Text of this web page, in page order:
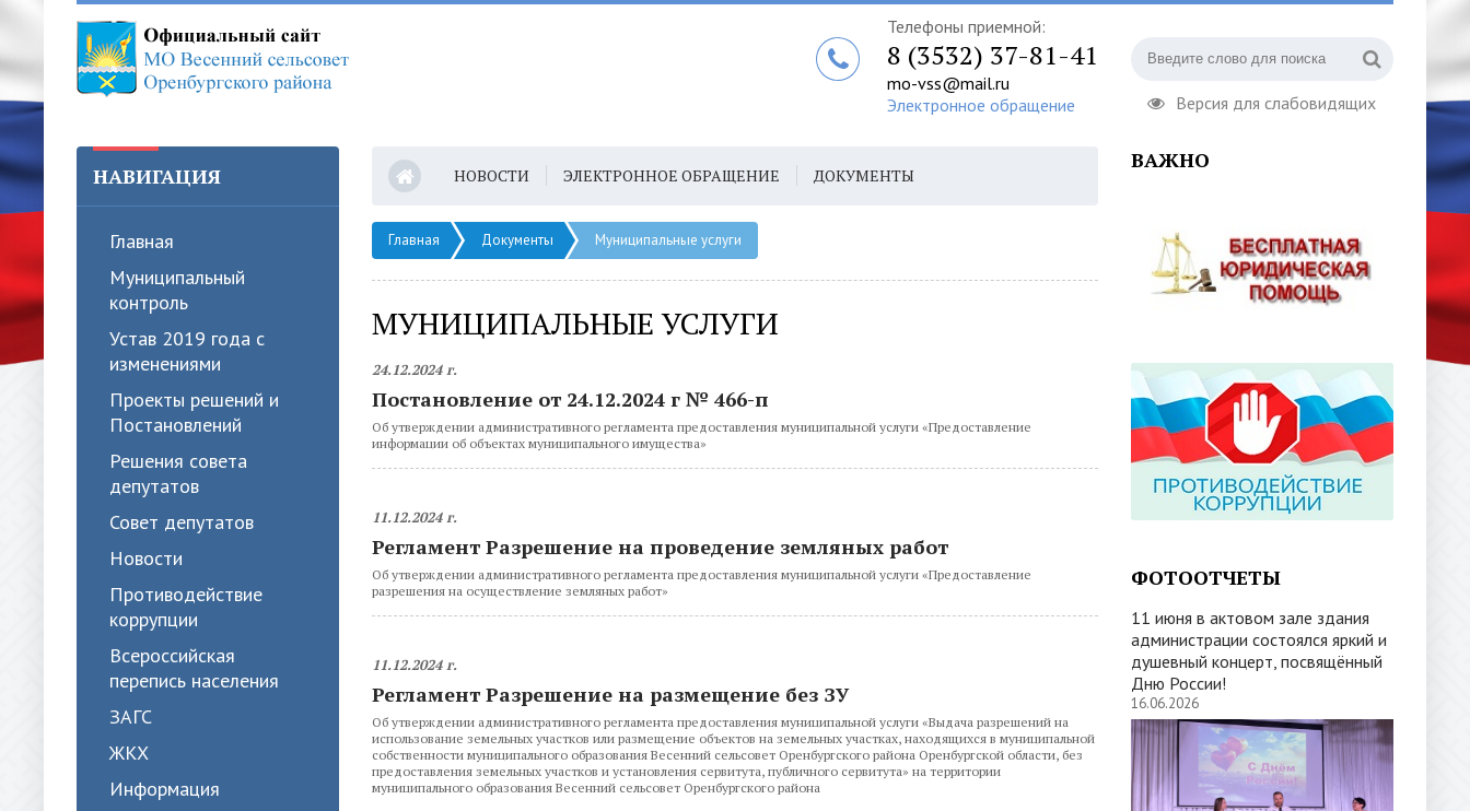
Версия для слабовидящих
Телефоны приемной:
8 (3532) 37-81-41
mo-vss@mail.ru
Электронное обращение
НАВИГАЦИЯ
Главная
Муниципальный
контроль
Устав 2019 года с
изменениями
Проекты решений и
Постановлений
Решения совета
депутатов
Совет депутатов
Новости
Противодействие
коррупции
Всероссийская
перепись населения
ЗАГС
ЖКХ
Информация
НОВОСТИ ЭЛЕКТРОННОЕ ОБРАЩЕНИЕ ДОКУМЕНТЫ
Главная Документы Муниципальные услуги
МУНИЦИПАЛЬНЫЕ УСЛУГИ
24.12.2024 г.
Постановление от 24.12.2024 г № 466-п
Об утверждении административного регламента предоставления муниципальной услуги «Предоставление
информации об объектах муниципального имущества»
11.12.2024 г.
Регламент Разрешение на проведение земляных работ
Об утверждении административного регламента предоставления муниципальной услуги «Предоставление
разрешения на осуществление земляных работ»
11.12.2024 г.
Регламент Разрешение на размещение без ЗУ
Об утверждении административного регламента предоставления муниципальной услуги «Выдача разрешений на
использование земельных участков или размещение объектов на земельных участках, находящихся в муниципальной
собственности муниципального образования Весенний сельсовет Оренбургского района Оренбургской области, без
предоставления земельных участков и установления сервитута, публичного сервитута» на территории
муниципального образования Весенний сельсовет Оренбургского района
ВАЖНО
ФОТООТЧЕТЫ
11 июня в актовом зале здания
администрации состоялся яркий и
душевный концерт, посвящённый
Дню России!
16.06.2026